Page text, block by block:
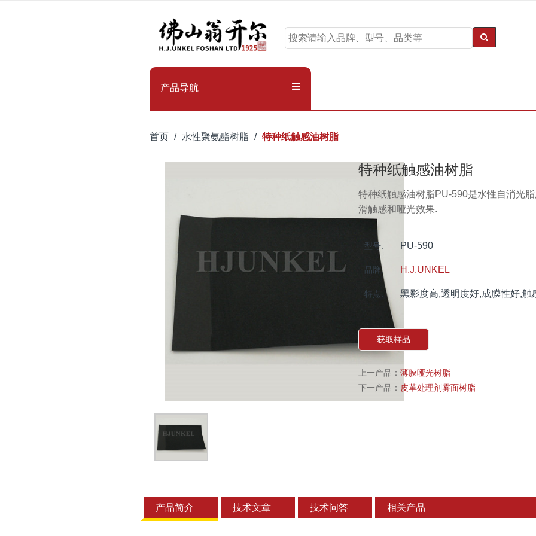
产品导航
首页 水性聚氨酯树脂 特种纸触感油树脂
特种纸触感油树脂
特种纸触感油树脂PU-590是水性自消光
滑触感和哑光效果.
型号: PU-590
品牌: H.J.UNKEL
特点: 黑影度高,透明度好,成膜性好,触
获取样品
上一产品：薄膜哑光树脂
下一产品： 皮革处理剂雾面树脂
产品简介 技术文章 技术问答 相关产品